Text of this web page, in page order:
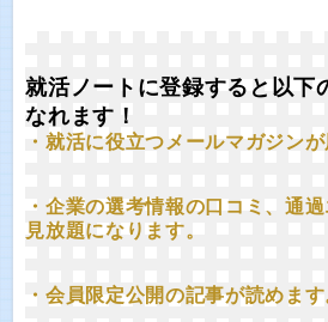
就活ノートに登録すると以下
なれます！
・就活に役立つメールマガジンが
・企業の選考情報の口コミ、通
見放題になります。
・会員限定公開の記事が読めます